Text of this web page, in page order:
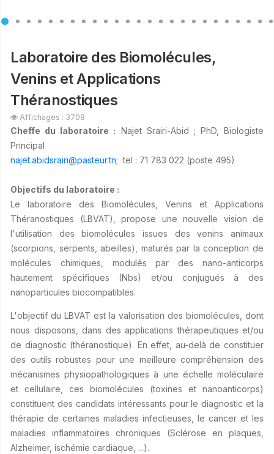
Laboratoire des Biomolécules,
Venins et Applications
Théranostiques
Affichages : 3708
Cheffe du laboratoire : Najet Srairi-Abid ; PhD, Biologiste
Principal
najet.abidsrairi@pasteur.tn; tel : 71 783 022 (poste 495)
Objectifs du laboratoire :
Le laboratoire des Biomolécules, Venins et Applications
Théranostiques (LBVAT), propose une nouvelle vision de
l'utilisation des biomolécules issues des venins animaux
(scorpions, serpents, abeilles), maturés par la conception de
molécules chimiques, modulés par des nano-anticorps
hautement spécifiques (Nbs) et/ou conjugués à des
nanoparticules biocompatibles.
L'objectif du LBVAT est la valorisation des biomolécules, dont
nous disposons, dans des applications thérapeutiques et/ou
de diagnostic (théranostique). En effet, au-delà de constituer
des outils robustes pour une meilleure compréhension des
mécanismes physiopathologiques à une échelle moléculaire
et cellulaire, ces biomolécules (toxines et nanoanticorps)
constituent des candidats intéressants pour le diagnostic et la
thérapie de certaines maladies infectieuses, le cancer et les
maladies inflammatoires chroniques (Sclérose en plaques,
Alzheimer, ischémie cardiaque, ...).